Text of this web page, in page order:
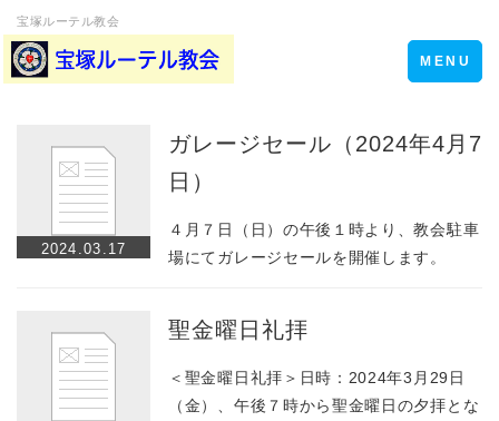
宝塚ルーテル教会
Toggle
navigation
MENU
2024.03.17
ガレージセール（2024年4月7
日）
４月７日（日）の午後１時より、教会駐車
場にてガレージセールを開催します。
聖金曜日礼拝
＜聖金曜日礼拝＞日時：2024年3月29日
（金）、午後７時から聖金曜日の夕拝とな